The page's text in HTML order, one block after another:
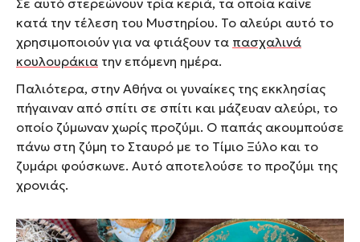
Σε αυτό στερεώνουν τρία κεριά, τα οποία καίνε
κατά την τέλεση του Μυστηρίου. Το αλεύρι αυτό το
χρησιμοποιούν για να φτιάξουν τα πασχαλινά
κουλουράκια την επόμενη ημέρα.
Παλιότερα, στην Αθήνα οι γυναίκες της εκκλησίας
πήγαιναν από σπίτι σε σπίτι και μάζευαν αλεύρι, το
οποίο ζύμωναν χωρίς προζύμι. Ο παπάς ακουμπούσε
πάνω στη ζύμη το Σταυρό με το Τίμιο Ξύλο και το
ζυμάρι φούσκωνε. Αυτό αποτελούσε το προζύμι της
χρονιάς.